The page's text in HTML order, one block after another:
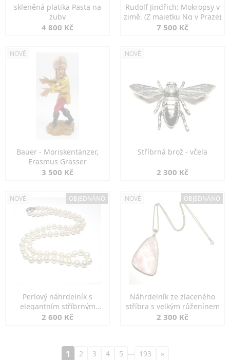
skleněná platika Pasta na
zuby
4 800 Kč
Rudolf Jindřich: Mokropsy v
zimě. (Z majetku Ng v Praze)
7 500 Kč
NOVÉ
Bauer - Moriskentänzer,
Erasmus Grasser
3 500 Kč
NOVÉ
Stříbrná brož - včela
2 300 Kč
NOVÉ OBJEDNÁNO
Perlový náhrdelník s
elegantním stříbrným
zapínáním
2 600 Kč
NOVÉ OBJEDNÁNO
Náhrdelník ze zlaceného
stříbra s velkým růženínem
2 300 Kč
1 2 3 4 5 … 193 »